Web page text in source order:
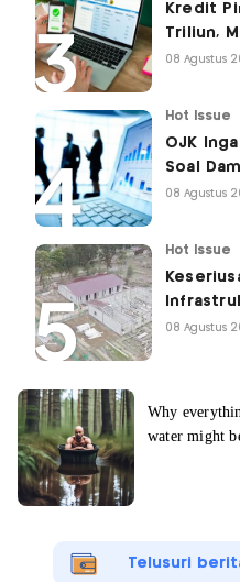
Kredit
Triliun,
08 Agustus
Hot Issue
OJK
Soal
08 Agustus
Hot Issue
08 Agustus
Telusuri